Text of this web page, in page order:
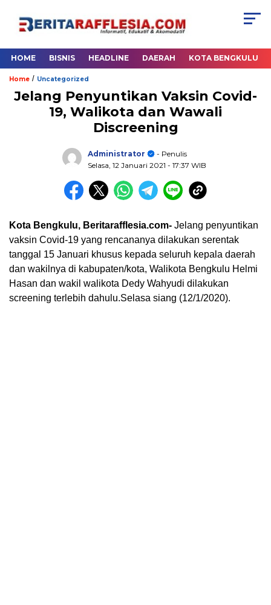
HOME BISNIS HEADLINE DAERAH KOTA BENGKULU
Home / Uncategorized
Jelang Penyuntikan Vaksin Covid-
19, Walikota dan Wawali
Discreening
Administrator
- Penulis
Selasa, 12 Januari 2021 - 17:37 WIB
Kota Bengkulu, Beritarafflesia.com- Jelang penyuntikan
vaksin Covid-19 yang rencananya dilakukan serentak
tanggal 15 Januari khusus kepada seluruh kepala daerah
dan wakilnya di kabupaten/kota, Walikota Bengkulu Helmi
Hasan dan wakil walikota Dedy Wahyudi dilakukan
screening terlebih dahulu.Selasa siang (12/1/2020).